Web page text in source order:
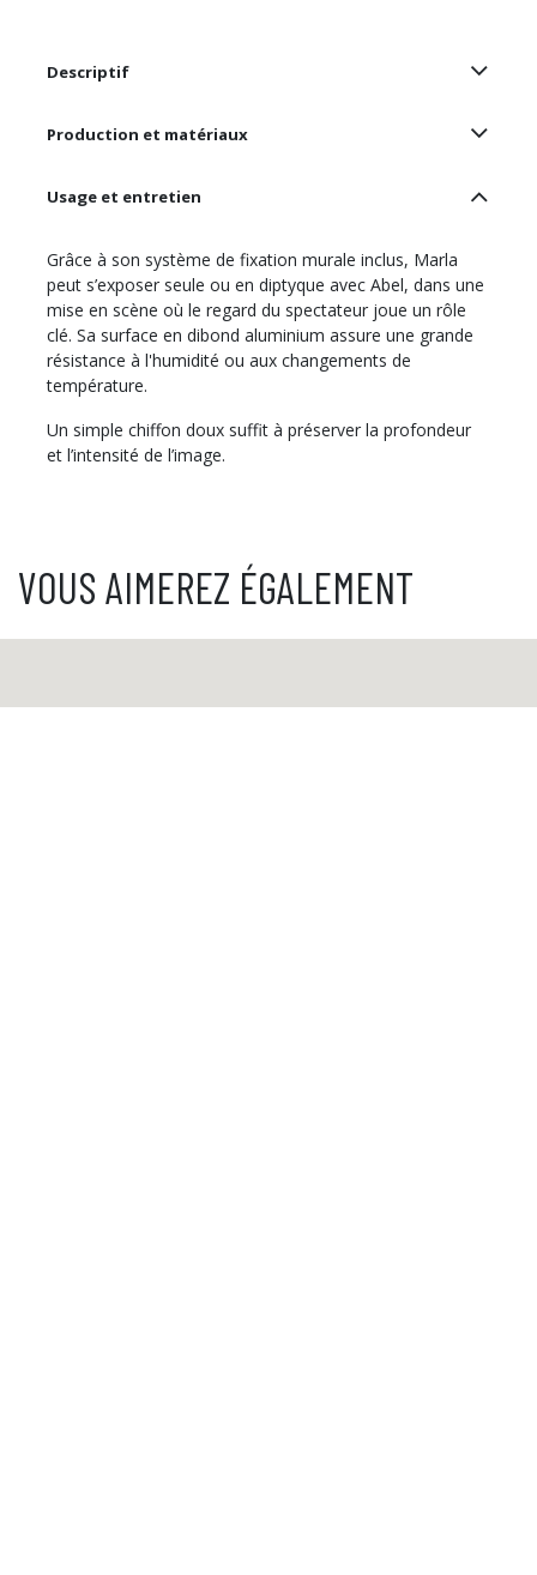
Descriptif
Production et matériaux
Usage et entretien
Grâce à son système de fixation murale inclus, Marla
peut s’exposer seule ou en diptyque avec Abel, dans une
mise en scène où le regard du spectateur joue un rôle
clé. Sa surface en dibond aluminium assure une grande
résistance à l'humidité ou aux changements de
température.
Un simple chiffon doux suffit à préserver la profondeur
et l’intensité de l’image.
VOUS AIMEREZ ÉGALEMENT